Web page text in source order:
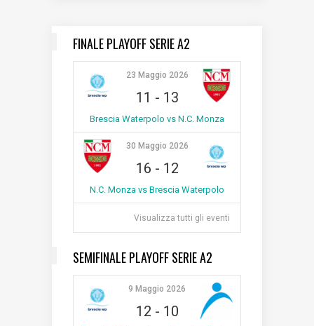
FINALE PLAYOFF SERIE A2
23 Maggio 2026
11 - 13
Brescia Waterpolo vs N.C. Monza
30 Maggio 2026
16 - 12
N.C. Monza vs Brescia Waterpolo
Visualizza tutti gli eventi
SEMIFINALE PLAYOFF SERIE A2
9 Maggio 2026
12 - 10